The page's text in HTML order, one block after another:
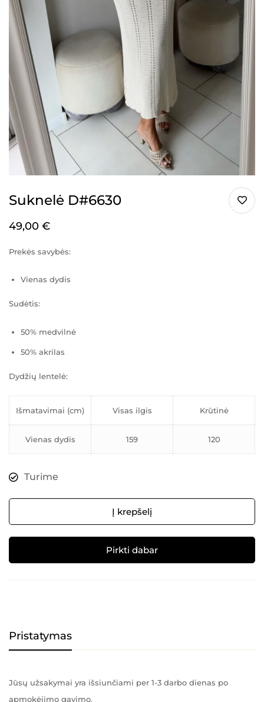
Suknelė D#6630
49,00 €
Prekės savybės:
Vienas dydis
Sudėtis:
50% medvilnė
50% akrilas
Dydžių lentelė:
Išmatavimai (cm) Visas ilgis Krūtinė
Vienas dydis 159 120
Turime
Į krepšelį
Pirkti dabar
Pristatymas
Jūsų užsakymai yra išsiunčiami per 1-3 darbo dienas po
apmokėjimo gavimo.